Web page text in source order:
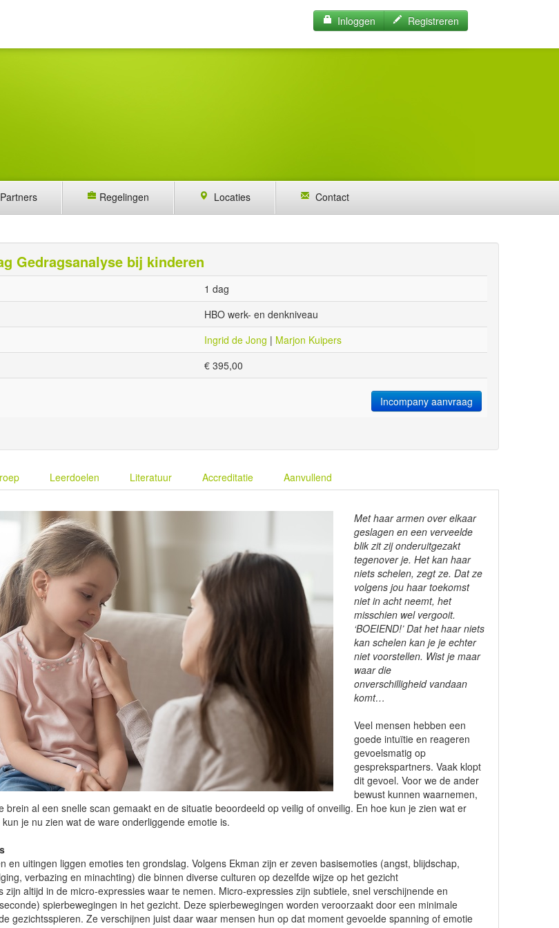
Inloggen Registreren
Partners Regelingen Locaties Contact
Gedragsanalyse bij kinderen
1 dag
HBO werk- en denkniveau
Ingrid de Jong | Marjon Kuipers
€395,00
Incompany aanvraag
Leerdoelen Literatuur Accreditatie Aanvullend
Met haar armen over elkaar
geslagen en een verveelde
blik zit zij onderuitgezakt
tegenover je. Het kan haar
niets schelen, zegt ze. Dat ze
volgens jou haar toekomst
niet in acht neemt, het
misschien wel vergooit.
‘BOEIEND!’ Dat het haar niets
kan schelen kan je je echter
niet voorstellen. Wist je maar
waar die
onverschilligheid vandaan
komt…
Veel mensen hebben een
goede intuïtie en reageren
gevoelsmatig op
gesprekspartners. Vaak klopt
dit gevoel. Voor we de ander
bewust kunnen waarnemen,
brein al een snelle scan gemaakt en de situatie beoordeeld op veilig of onveilig. En hoe kun je zien wat er
je nu zien wat de ware onderliggende emotie is.
en uitingen liggen emoties ten grondslag. Volgens Ekman zijn er zeven basisemoties (angst, blijdschap,
verbazing en minachting) die binnen diverse culturen op dezelfde wijze op het gezicht
zijn altijd in de micro-expressies waar te nemen. Micro-expressies zijn subtiele, snel verschijnende en
spierbewegingen in het gezicht. Deze spierbewegingen worden veroorzaakt door een minimale
gezichtsspieren. Ze verschijnen juist daar waar mensen hun op dat moment gevoelde spanning of emotie